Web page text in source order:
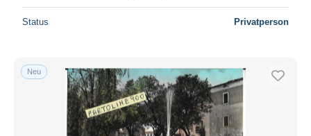
Status Privatperson
Neu